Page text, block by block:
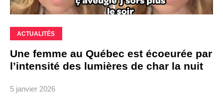
ACTUALITÉS
Une femme au Québec est écoeurée par
l’intensité des lumières de char la nuit
5 janvier 2026